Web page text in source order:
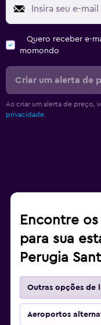
Quero receber e-
momondo
Criar um alerta de
Ao criar um alerta de preço,
privacidade.
Encontre
para sua
Perugia
Outras opções de
Aeroportos